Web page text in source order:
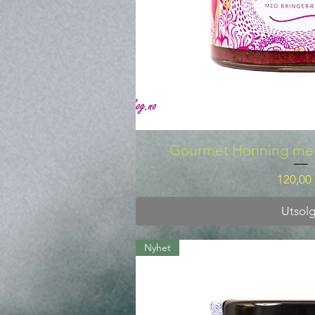
Gourmet Honning
Pris
120,00
Nyhet